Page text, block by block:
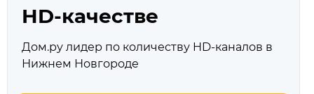
HD‑качестве
Дом.ру лидер по количеству HD‑каналов в
Нижнем Новгороде